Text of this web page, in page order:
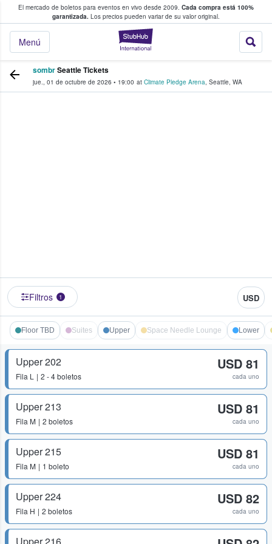
El mercado de boletos para eventos en vivo desde 2009. Cada compra está 100%
garantizada. Los precios pueden variar de su valor original.
StubHub: donde
Menú
fans compran y venden boletos
sombrSeattle Tickets
jue., 01 de octubre de 2026 • 19:00 at Climate Pledge Arena, Seattle, WA
Filtros 1 USD
Floor TBD Suites Upper Space Needle Lounge Lower
Upper 202
Fila L 2 - 4 boletos
USD 81
cada uno
Upper 213
Fila M 2 boletos
USD 81
cada uno
Upper 215
Fila M 1 boleto
USD 81
cada uno
Upper 224
Fila H 2 boletos
USD 82
cada uno